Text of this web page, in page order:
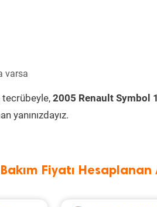
varsa
tecrübeyle, 2005 Renault Symbol
yanınızdayız.
Fiyatı